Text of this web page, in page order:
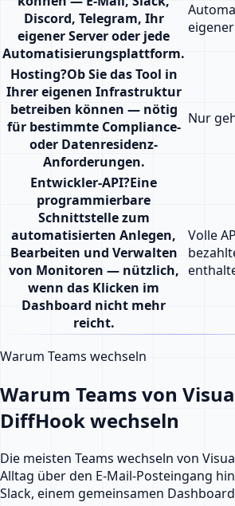
Discord, Telegram, Ihr
eigener Server oder jede
Automatisierungsplattform.
Hosting?Ob Sie das Tool in
Ihrer eigenen Infrastruktur
betreiben können — nötig
für bestimmte Compliance-
oder Datenresidenz-
Anforderungen.
Nur
Entwickler-API?Eine
programmierbare
Schnittstelle zum
automatisierten Anlegen,
Bearbeiten und Verwalten
von Monitoren — nützlich,
wenn das Klicken im
Dashboard nicht mehr
reicht.
Volle
Warum Teams wechseln
Warum Teams von
DiffHook wechseln
Die meisten Teams wechseln von
Alltag über den E-Mail-Posteingang
Slack, einem gemeinsamen